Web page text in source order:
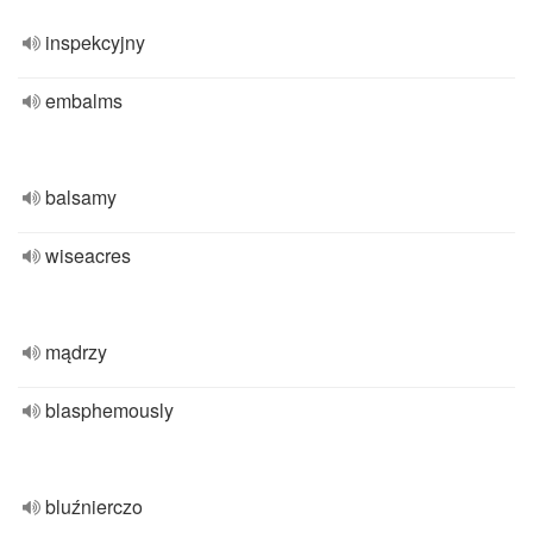
inspekcyjny
embalms
balsamy
wiseacres
mądrzy
blasphemously
bluźnierczo